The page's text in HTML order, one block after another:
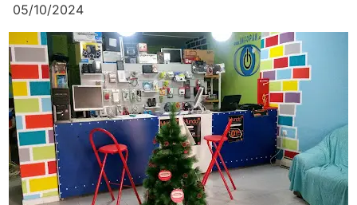
05/10/2024